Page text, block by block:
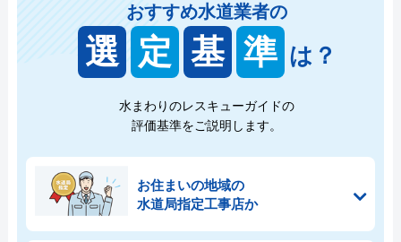
おすすめ水道業者の
選 定 基 準 は？
水まわりのレスキューガイドの
評価基準をご説明します。
お住まいの地域の
水道局指定工事店か